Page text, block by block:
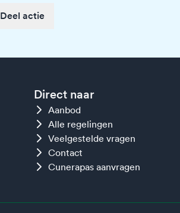
Deel actie
Direct naar
Aanbod
Alle regelingen
Veelgestelde vragen
Contact
Cunerapas aanvragen